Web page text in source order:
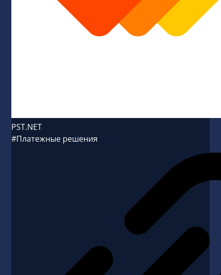
PST.NET
#Платежные решения